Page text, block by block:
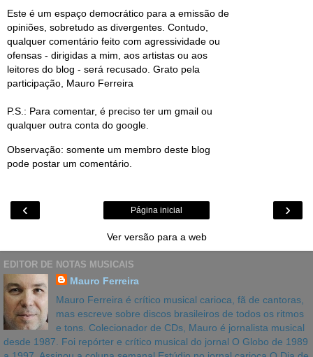
Este é um espaço democrático para a emissão de
opiniões, sobretudo as divergentes. Contudo,
qualquer comentário feito com agressividade ou
ofensas - dirigidas a mim, aos artistas ou aos
leitores do blog - será recusado. Grato pela
participação, Mauro Ferreira
P.S.: Para comentar, é preciso ter um gmail ou
qualquer outra conta do google.
Observação: somente um membro deste blog
pode postar um comentário.
‹ ›
Página inicial
Ver versão para a web
EDITOR DE NOTAS MUSICAIS
Mauro Ferreira
Mauro Ferreira é crítico musical carioca, fã de cantoras,
mas escreve sobre discos brasileiros de todos os ritmos
e tons. Colecionador de CDs, Mauro é jornalista musical
desde 1987. Foi repórter e crítico musical do jornal O Globo de 1989